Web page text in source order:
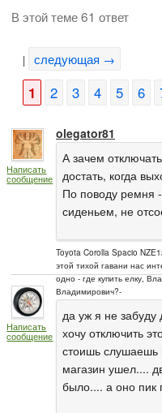
В этой теме 61 ответ
| следующая →
1 2 3 4 5 6
Написать
сообщение
olegator81
А зачем
достать, когда
По поводу ремня
сиденьем, не
Toyota Corolla Spacio
этой тихой гавани нас
одно - где купить елку,
Владимирович?-
Написать
сообщение
да уж я не забуду
хочу отключить
стоишь слушаешь
магазин ушел....
было.... а оно пик